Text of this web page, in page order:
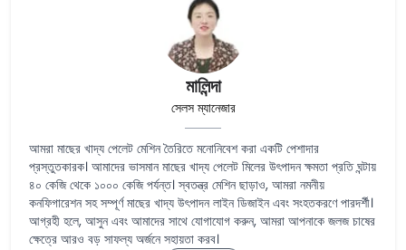
মালিন্দা
সেলস ম্যানেজার
আমরা মাছের খাদ্য পেলেট মেশিন তৈরিতে মনোনিবেশ করা একটি পেশাদার
প্রস্তুতকারক। আমাদের ভাসমান মাছের খাদ্য পেলেট মিলের উৎপাদন ক্ষমতা প্রতি ঘন্টায়
৪০ কেজি থেকে ১০০০ কেজি পর্যন্ত। স্বতন্ত্র মেশিন ছাড়াও, আমরা নমনীয়
কনফিগারেশন সহ সম্পূর্ণ মাছের খাদ্য উৎপাদন লাইন ডিজাইন এবং সংহতকরণে পারদর্শী।
আগ্রহী হলে, আসুন এবং আমাদের সাথে যোগাযোগ করুন, আমরা আপনাকে জলজ চাষের
ক্ষেত্রে আরও বড় সাফল্য অর্জনে সহায়তা করব।